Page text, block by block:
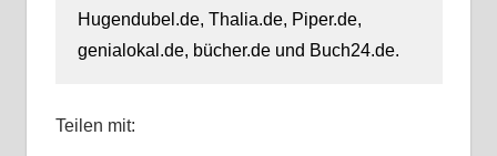
Hugendubel.de, Thalia.de, Piper.de,
genialokal.de, bücher.de und Buch24.de.
Teilen mit: